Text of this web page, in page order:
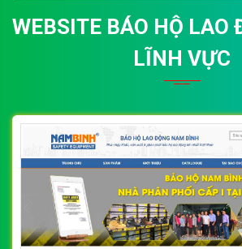
WEBSITE BÁO HỘ LAO
LĨNH VỰC